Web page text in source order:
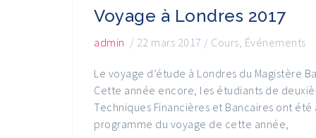
Voyage à Londres 2017
admin / 22 mars 2017 / Cours, Événements
Le voyage d’étude à Londres du Magistère
Cette année encore, les étudiants de
Techniques Financières et Bancaires ont
programme du voyage de cette année,